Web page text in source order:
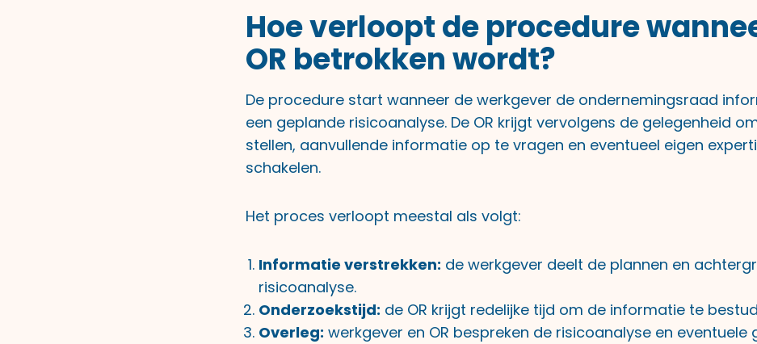
Hoe verloopt de procedure
OR betrokken wordt?
De procedure start wanneer de werkgever de ondernemingsraad
een geplande risicoanalyse. De OR krijgt vervolgens de gelegenheid
stellen, aanvullende informatie op te vragen en eventueel eigen
schakelen.
Het proces verloopt meestal als volgt:
Informatie verstrekken: de werkgever deelt de plannen en
risicoanalyse.
Onderzoekstijd: de OR krijgt redelijke tijd om de informatie te
Overleg: werkgever en OR bespreken de risicoanalyse en eventuele